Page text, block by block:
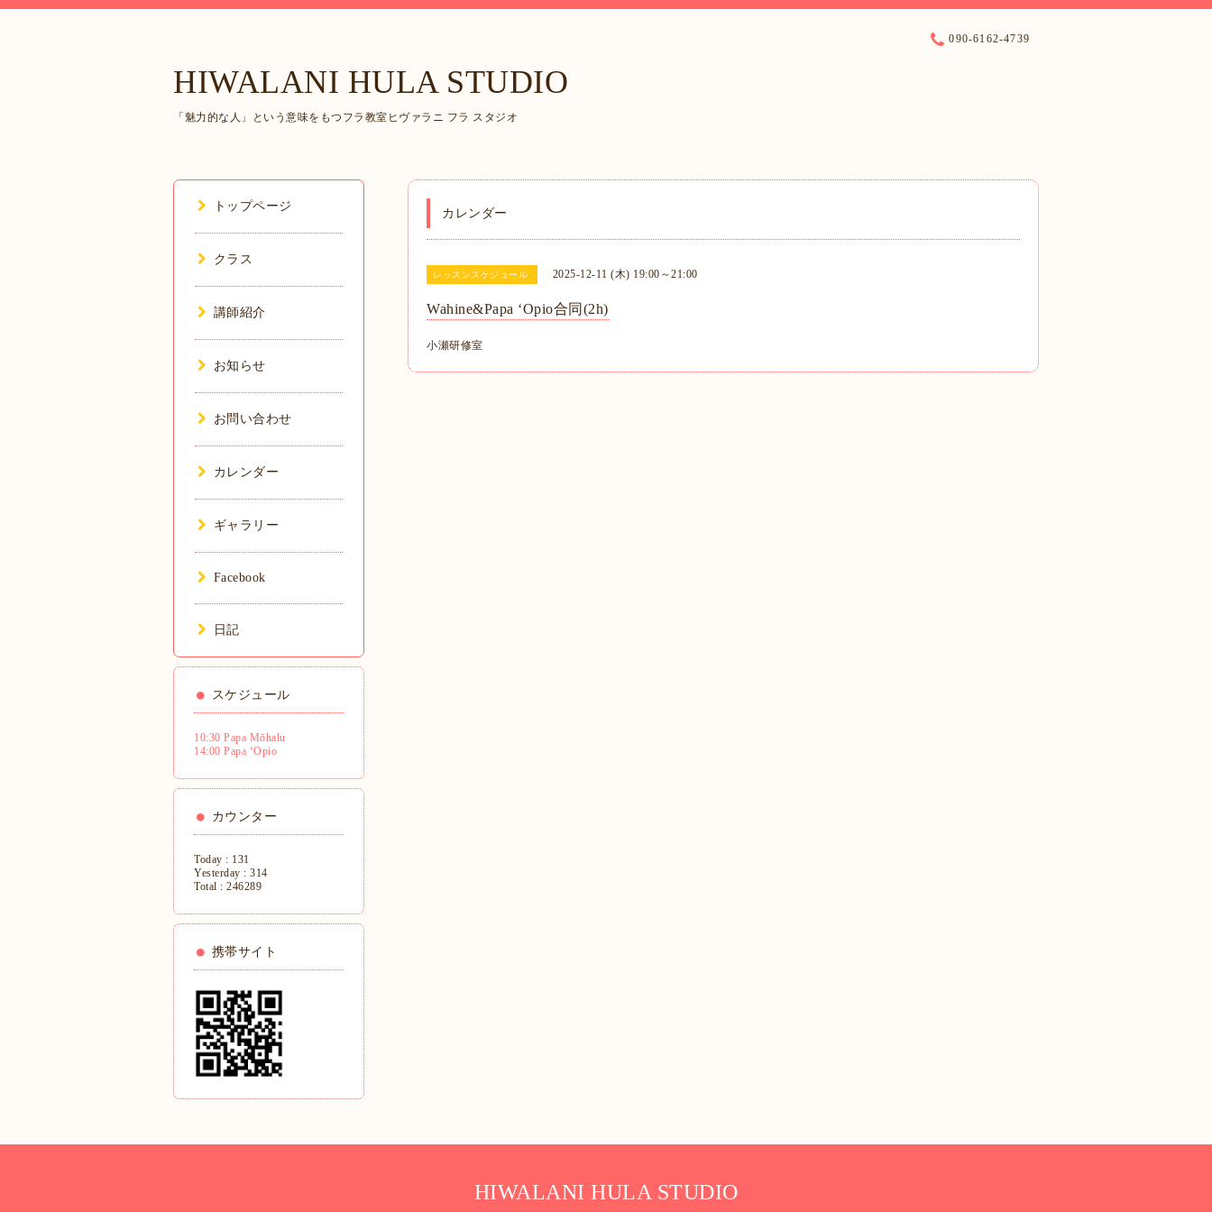
HIWALANI HULA STUDIO
「魅力的な人」という意味をもつフラ教室ヒヴァラニ フラ スタジオ
090-6162-4739
カレンダー
レッスンスケジュール 2025-12-11 (木) 19:00～21:00
Wahine&Papa ʻOpio合同(2h)
小瀬研修室
トップページ
クラス
講師紹介
お知らせ
お問い合わせ
カレンダー
ギャラリー
Facebook
日記
スケジュール
10:30 Papa Mōhalu
14:00 Papa ʻOpio
カウンター
Today : 131
Yesterday : 314
Total : 246289
携帯サイト
HIWALANI HULA STUDIO